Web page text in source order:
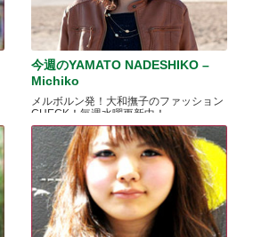
今週のYAMATO NADESHIKO –
Michiko
メルボルン発！大和撫子のファッション
CHECK！毎週水曜更新中！